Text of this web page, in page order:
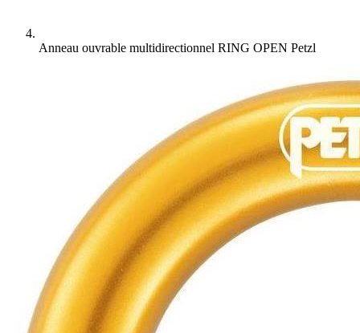
Anneau ouvrable multidirectionnel RING OPEN Petzl